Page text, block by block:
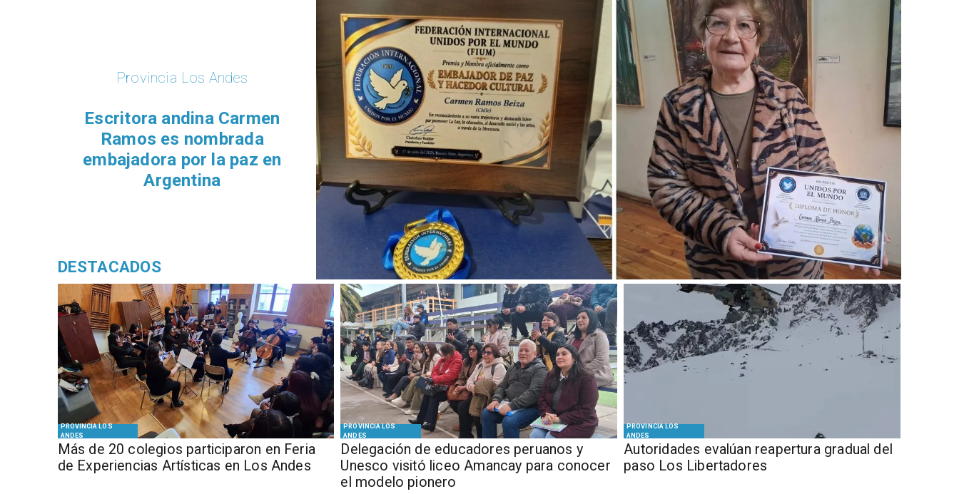
PROVINCIA LOS
ANDES
Más de 20 colegios participaron en Feria
de Experiencias Artísticas en Los Andes
PROVINCIA LOS
ANDES
Delegación de educadores peruanos y
Unesco visitó liceo Amancay para conocer
el modelo pionero
PROVINCIA LOS
ANDES
​​Autoridades evalúan reapertura gradual del
paso Los Libertadores
Provincia Los Andes
Escritora andina Carmen
Ramos es nombrada
embajadora por la paz en
Argentina
DESTACADOS